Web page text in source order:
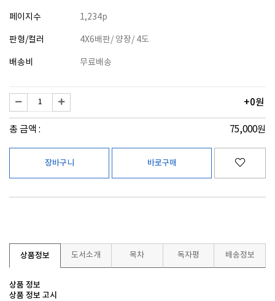
페이지수 1,234p
판형/컬러 4X6배판/ 양장/ 4도
배송비 무료배송
+0원
총 금액 : 75,000원
상품정보 도서소개 목차 독자평 배송정보
상품 정보
상품 정보 고시